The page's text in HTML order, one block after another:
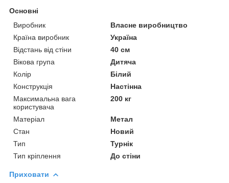
Основні
Виробник
Власне виробництво
Країна виробник
Україна
Відстань від стіни
40 см
Вікова група
Дитяча
Колір
Білий
Конструкція
Настінна
Максимальна вага
користувача
200 кг
Матеріал
Метал
Стан
Новий
Тип
Турнік
Тип кріплення
До стіни
Приховати